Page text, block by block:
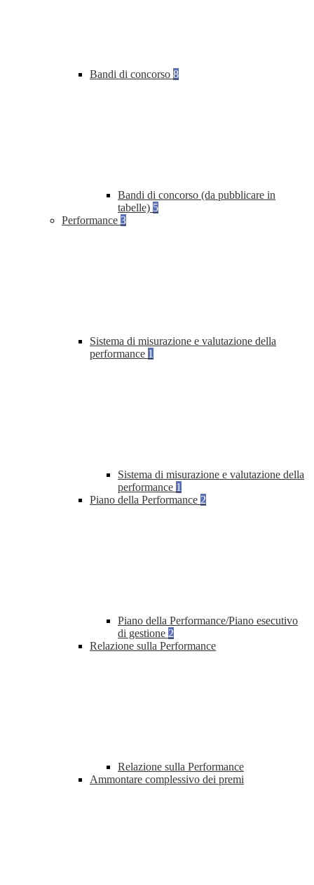
Bandi di concorso 8
Bandi di concorso (da pubblicare in
tabelle) 5
Performance 3
Sistema di misurazione e valutazione della
performance 1
Sistema di misurazione e valutazione della
performance 1
Piano della Performance 2
Piano della Performance/Piano esecutivo
di gestione 2
Relazione sulla Performance
Relazione sulla Performance
Ammontare complessivo dei premi